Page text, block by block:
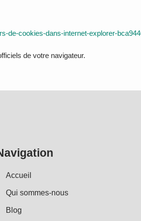
cookies-dans-internet-explorer-
de votre navigateur.
Accueil
Qui sommes-nous
Blog